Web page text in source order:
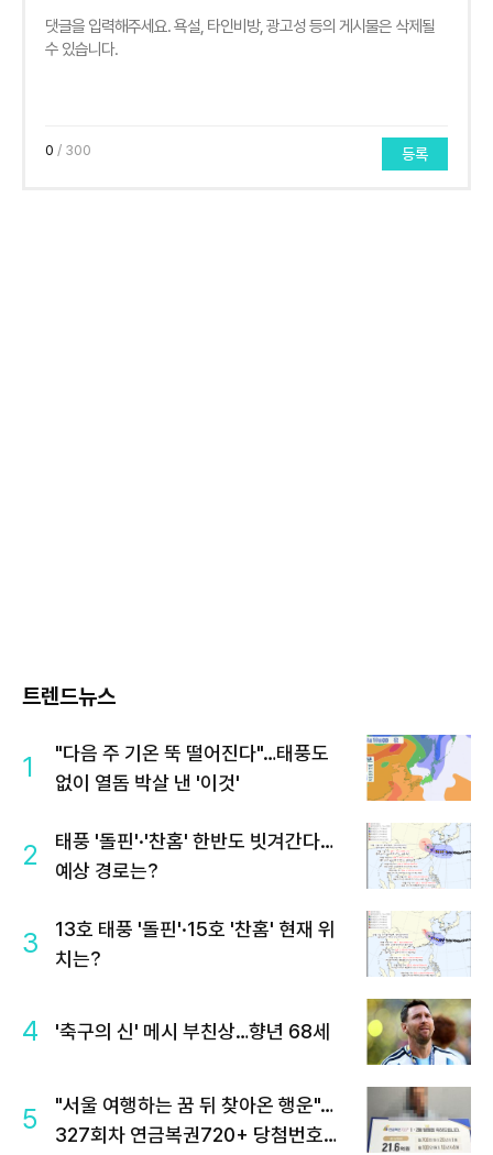
0 / 300 등록
트렌드뉴스
1
"다음 주 기온 뚝 떨어진다"…태풍도
없이 열돔 박살 낸 '이것'
2
태풍 '돌핀'·'찬홈' 한반도 빗겨간다…
예상 경로는?
3
13호 태풍 '돌핀'·15호 '찬홈' 현재 위
치는?
4 '축구의 신' 메시 부친상…향년 68세
5
"서울 여행하는 꿈 뒤 찾아온 행운"…
327회차 연금복권720+ 당첨번호조